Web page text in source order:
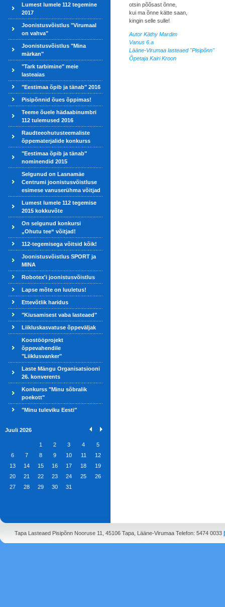
Lumest lumele 112 tegemine
2017
Joonistusvõistlus "Virumaal
on vahva"
Joonistusvõistlus "Mina
märkan"
"Tark tarbimine" meie
lasteaias
"Eestimaa õpib ja tänab" 2016
Pisipõnnid õues õppimas!
Teeme õuele hädaabinumbri
112 tulemused 2016
Raudteeohutusteemaliste
õppematerjalide konkurss
"Eestimaa õpib ja tänab"
nominendid 2015
Selgunud on Lasnamäe
Centrumi joonistusvõistluse
esimese vanuserühma võitjad
Lumest lumele 112 tegemise
2015 kokkuvõte
On selgunud konkursi
„Ohutu tee“ võitjad!
112-tegemisega võitsid kõik!
Joonistusvõistlus SPORT ja
MINA
Robotex'i joonistusvõistlus
Lapse mõte on luuletus!
Ettevõtlik haridus
"Kiusamisest vaba lasteaed"
Liikluskasvatuse õppeväljak
Koostööprojekt
õppevahendile
"Liiklusvanker"
Laste Mängu Organisatsiooni
26. konverents
Konkurss "Minu sõbralik
poekott"
"Minu tuleviku Eesti"
Juuli 2026
1 2 3 4
5
6
7 8 9 10 11
12
13
14 15 16 17 18
19
20
21 22 23 24 25
26
27
28 29 30 31
otsin põõsast õnne,
kui ma õnne kätte saan,
kingin selle sulle!
Autor Käthy Mardim
Vanus 6.a
Lääne-Virumaa lasteaed "Pisipõnn"
Õpetaja Kairi Kroon
Tapa Lasteaed Pisipõnn Nooruse 11, 45106 Tapa, Lääne-Virumaa Telefon: 5474 0033